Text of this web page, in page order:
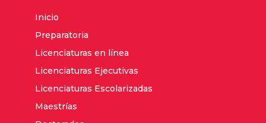
Inicio
Preparatoria
Licenciaturas en línea
Licenciaturas Ejecutivas
Licenciaturas Escolarizadas
Maestrías